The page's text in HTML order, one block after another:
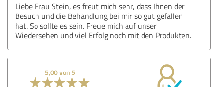
Liebe Frau Stein, es freut mich sehr, dass Ihnen der
Besuch und die Behandlung bei mir so gut gefallen
hat. So sollte es sein. Freue mich auf unser
Wiedersehen und viel Erfolg noch mit den Produkten.
5,00 von 5